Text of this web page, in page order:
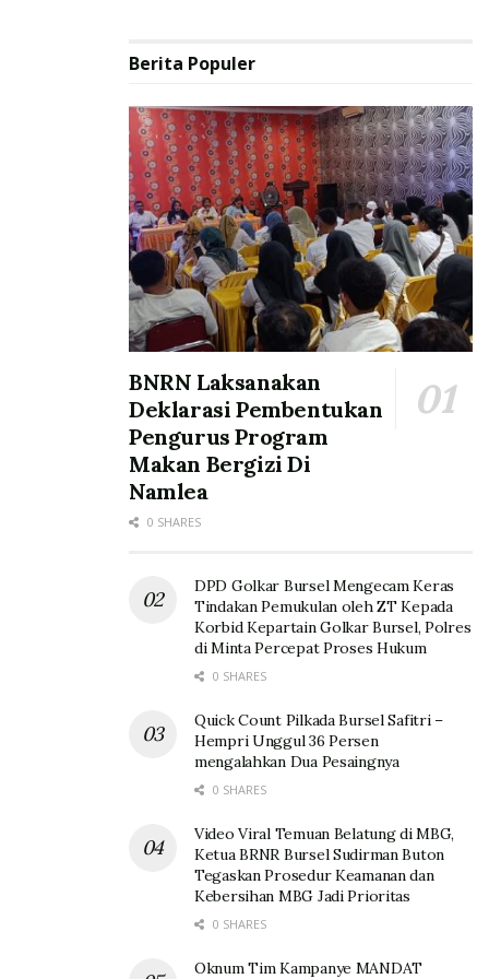
Berita Populer
BNRN Laksanakan
Deklarasi Pembentukan
Pengurus Program
Makan Bergizi Di
Namlea
0 SHARES
DPD Golkar Bursel Mengecam Keras
Tindakan Pemukulan oleh ZT Kepada
Korbid Kepartain Golkar Bursel, Polres
di Minta Percepat Proses Hukum
0 SHARES
Quick Count Pilkada Bursel Safitri –
Hempri Unggul 36 Persen
mengalahkan Dua Pesaingnya
0 SHARES
Video Viral Temuan Belatung di MBG,
Ketua BRNR Bursel Sudirman Buton
Tegaskan Prosedur Keamanan dan
Kebersihan MBG Jadi Prioritas
0 SHARES
Oknum Tim Kampanye MANDAT